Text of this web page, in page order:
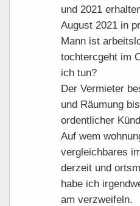
und 2021
August 2021 in
Mann ist
tochtercgeht im
ich tun?
Der Vermieter
und Räumung
ordentlicher
Auf wem
vergleichbares
derzeit und
habe ich
am verzweifeln.